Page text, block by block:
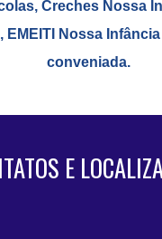
Creches Nossa
EMEITI Nossa
conveniada.
E